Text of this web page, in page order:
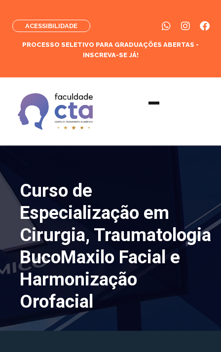
ACESSIBILIDADE
PROCESSO SELETIVO PARA GRADUAÇÕES ABERTAS -
INSCREVA-SE JÁ!
Curso de
Especialização em
Cirurgia, Traumatologia
BucoMaxilo Facial e
Harmonização
Orofacial